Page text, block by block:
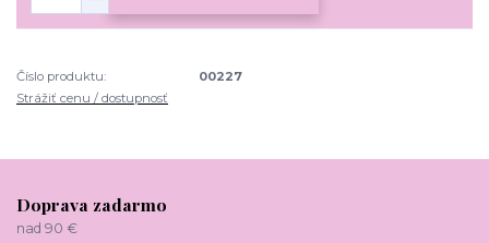
Číslo produktu:
00227
Strážiť cenu / dostupnosť
Doprava zadarmo
nad 90 €